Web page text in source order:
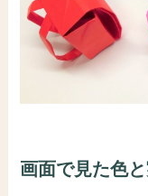
画面で見た色